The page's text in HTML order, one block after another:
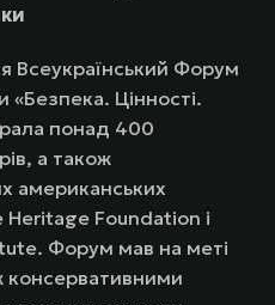
Всеукраїнський Форум
«Безпека. Цінності.
понад 400
а також
американських
Heritage Foundation і
Форум мав на меті
консервативними